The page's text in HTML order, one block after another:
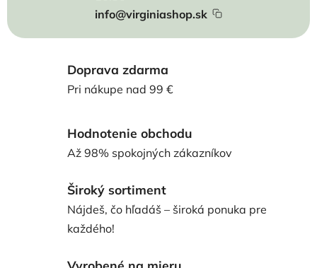
info@virginiashop.sk
Doprava zdarma
Pri nákupe nad 99 €
Hodnotenie obchodu
Až 98% spokojných zákazníkov
Široký sortiment
Nájdeš, čo hľadáš – široká ponuka pre
každého!
Vyrobené na mieru